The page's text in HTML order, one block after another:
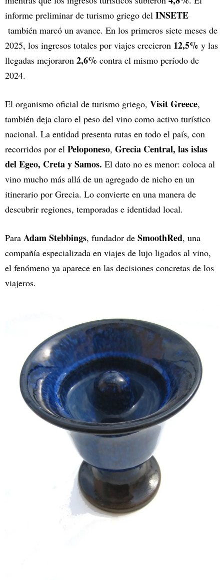
informe preliminar de turismo griego del INSETE
también marcó un avance. En los primeros siete meses de
2025, los ingresos totales por viajes crecieron 12,5% y las
llegadas mejoraron 2,6% contra el mismo período de
2024.
El organismo oficial de turismo griego, Visit Greece,
también deja claro el peso del vino como activo turístico
nacional. La entidad presenta rutas en todo el país, con
recorridos por el Peloponeso, Grecia Central, las islas
del Egeo, Creta y Samos. El dato no es menor: coloca al
vino mucho más allá de un agregado de nicho en un
itinerario por Grecia. Lo convierte en una manera de
descubrir regiones, temporadas e identidad local.
Para Adam Stebbings, fundador de SmoothRed, una
compañía especializada en viajes de lujo ligados al vino,
el fenómeno ya aparece en las decisiones concretas de los
viajeros.